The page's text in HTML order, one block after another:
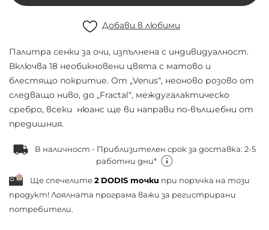
Добави в любими
Палитра сенки за очи, изпълнена с индивидуалност.
Включва 18 необикновени цвята с матово и
блестящо покритие. От „Venus“, неоново розово от
следващо ниво, до „Fractal“, междугалактическо
сребро, всеки нюанс ще ви направи по-вълшебни от
предишния.
В наличност - Приблизителен срок за доставка: 2-5
работни дни*
Ще спечелите2 DODIS точки при поръчка на този
продукт! Лоялната програма важи за регистрирани
потребители.